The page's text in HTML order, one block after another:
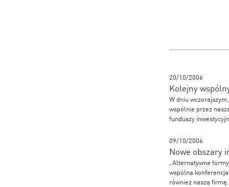
20/10/2006
Kolejny
W dniu
wspólnie przez
funduszy
09/10/2006
Nowe obszary
„Alternatywne
wspólna
również naszą firmę.